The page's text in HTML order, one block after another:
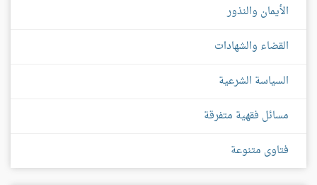
الأيمان والنذور
القضاء والشهادات
السياسة الشرعية
مسائل فقهية متفرقة
فتاوى متنوعة